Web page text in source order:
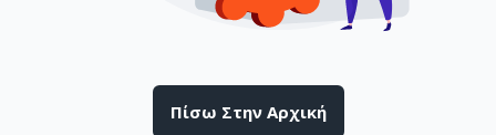
Πίσω Στην Αρχική